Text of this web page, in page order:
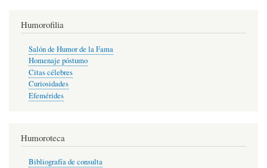
Humorofilia
Salón de Humor de la Fama
Homenaje póstumo
Citas célebres
Curiosidades
Efemérides
Humoroteca
Bibliografía de consulta